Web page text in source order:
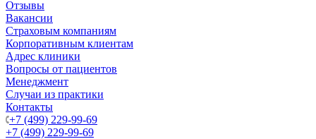
Отзывы
Вакансии
Страховым компаниям
Корпоративным клиентам
Адрес клиники
Вопросы от пациентов
Менеджмент
Случаи из практики
Контакты
+7 (499) 229-99-69
+7 (499) 229-99-69